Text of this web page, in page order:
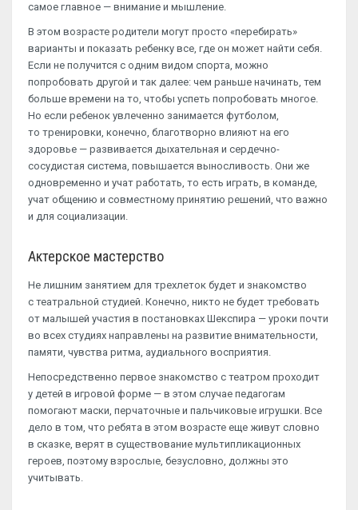
самое главное — внимание и мышление.
В этом возрасте родители могут просто «перебирать»
варианты и показать ребенку все, где он может найти себя.
Если не получится с одним видом спорта, можно
попробовать другой и так далее: чем раньше начинать, тем
больше времени на то, чтобы успеть попробовать многое.
Но если ребенок увлеченно занимается футболом,
то тренировки, конечно, благотворно влияют на его
здоровье — развивается дыхательная и сердечно-
сосудистая система, повышается выносливость. Они же
одновременно и учат работать, то есть играть, в команде,
учат общению и совместному принятию решений, что важно
и для социализации.
Актерское мастерство
Не лишним занятием для трехлеток будет и знакомство
с театральной студией. Конечно, никто не будет требовать
от малышей участия в постановках Шекспира — уроки почти
во всех студиях направлены на развитие внимательности,
памяти, чувства ритма, аудиального восприятия.
Непосредственно первое знакомство с театром проходит
у детей в игровой форме — в этом случае педагогам
помогают маски, перчаточные и пальчиковые игрушки. Все
дело в том, что ребята в этом возрасте еще живут словно
в сказке, верят в существование мультипликационных
героев, поэтому взрослые, безусловно, должны это
учитывать.